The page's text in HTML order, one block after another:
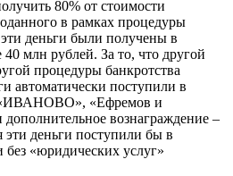
80% от стоимости
в рамках процедуры
деньги были получены в
млн рублей. За то, что другой
процедуры банкротства
автоматически поступили в
«ИВАНОВО», «Ефремов и
вознаграждение –
деньги поступили бы в
«юридических услуг»